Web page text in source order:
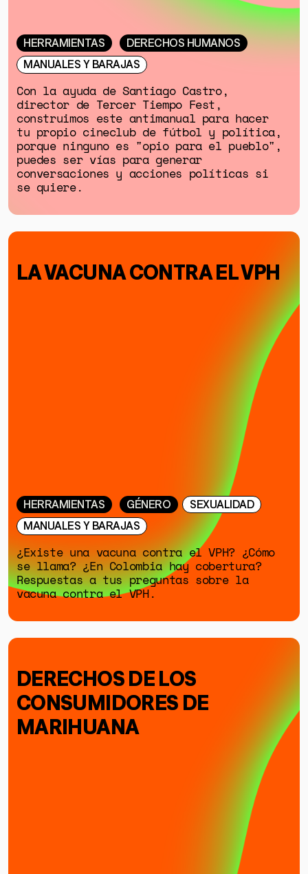
HERRAMIENTAS
DERECHOS HUMANOS
MANUALES Y BARAJAS
Con la ayuda de Santiago Castro,
director de Tercer Tiempo Fest,
construimos este antimanual para hacer
tu propio cineclub de fútbol y política,
porque ninguno es "opio para el pueblo",
puedes ser vías para generar
conversaciones y acciones políticas si
se quiere.
LA VACUNA CONTRA EL VPH
HERRAMIENTAS GÉNERO
SEXUALIDAD
MANUALES Y BARAJAS
¿Existe una vacuna contra el VPH? ¿Cómo
se llama? ¿En Colombia hay cobertura?
Respuestas a tus preguntas sobre la
vacuna contra el VPH.
DERECHOS DE LOS
CONSUMIDORES DE
MARIHUANA